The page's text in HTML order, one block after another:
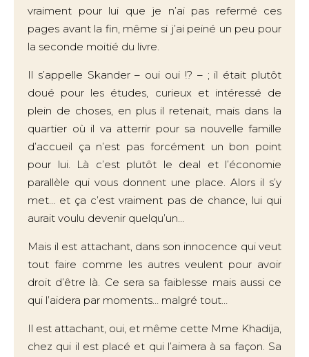
vraiment pour lui que je n’ai pas refermé ces
pages avant la fin, même si j’ai peiné un peu pour
la seconde moitié du livre.
Il s’appelle Skander – oui oui !? – ; il était plutôt
doué pour les études, curieux et intéressé de
plein de choses, en plus il retenait, mais dans la
quartier où il va atterrir pour sa nouvelle famille
d’accueil ça n’est pas forcément un bon point
pour lui. Là c’est plutôt le deal et l’économie
parallèle qui vous donnent une place. Alors il s’y
met… et ça c’est vraiment pas de chance, lui qui
aurait voulu devenir quelqu’un…
Mais il est attachant, dans son innocence qui veut
tout faire comme les autres veulent pour avoir
droit d’être là. Ce sera sa faiblesse mais aussi ce
qui l’aidera par moments… malgré tout…
Il est attachant, oui, et même cette Mme Khadija,
chez qui il est placé et qui l’aimera à sa façon. Sa